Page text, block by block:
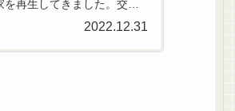
再生してきました。交流
2022.12.31